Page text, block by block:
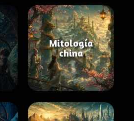
Mitología
china